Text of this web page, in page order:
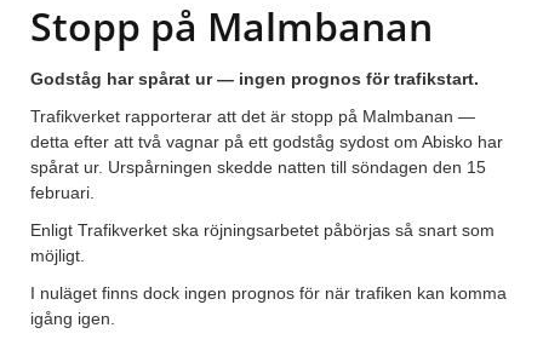
Stopp på Malmbanan
Godståg har spårat ur — ingen prognos för trafikstart.
Trafikverket rapporterar att det är stopp på Malmbanan —
detta efter att två vagnar på ett godståg sydost om Abisko har
spårat ur. Urspårningen skedde natten till söndagen den 15
februari.
Enligt Trafikverket ska röjningsarbetet påbörjas så snart som
möjligt.
I nuläget finns dock ingen prognos för när trafiken kan komma
igång igen.